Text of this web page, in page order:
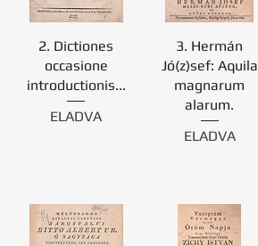
2. Dictiones
occasione
introductionis...
ELADVA
3. Hermán
Jó(z)sef: Aquila
magnarum
alarum.
ELADVA